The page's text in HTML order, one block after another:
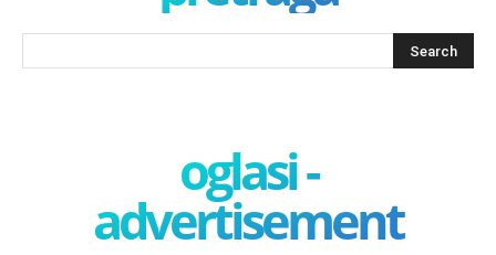
oglasi -
advertisement